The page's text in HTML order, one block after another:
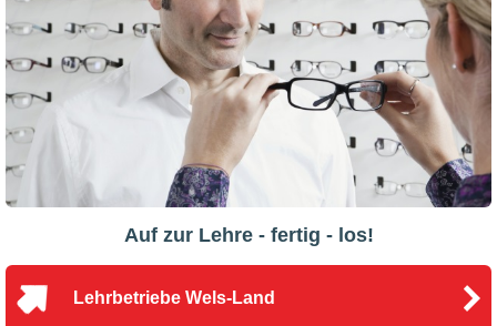
Auf zur Lehre - fertig - los!
Lehrbetriebe Wels-Land